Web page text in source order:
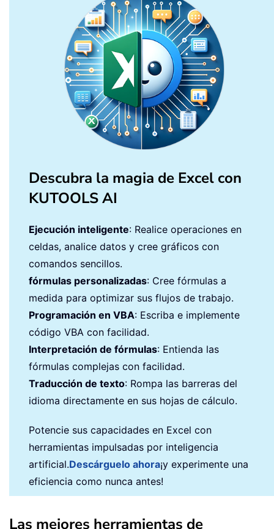
Descubra la magia de Excel con
KUTOOLS AI
Ejecución inteligente: Realice operaciones en
celdas, analice datos y cree gráficos con
comandos sencillos.
fórmulas personalizadas: Cree fórmulas a
medida para optimizar sus flujos de trabajo.
Programación en VBA: Escriba e implemente
código VBA con facilidad.
Interpretación de fórmulas: Entienda las
fórmulas complejas con facilidad.
Traducción de texto: Rompa las barreras del
idioma directamente en sus hojas de cálculo.
Potencie sus capacidades en Excel con
herramientas impulsadas por inteligencia
artificial.Descárguelo ahora¡y experimente una
eficiencia como nunca antes!
Las mejores herramientas de